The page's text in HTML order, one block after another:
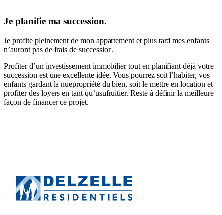
Je planifie ma succession.
Je profite pleinement de mon appartement et plus tard mes enfants
n’auront pas de frais de succession.
Profiter d’un investissement immobilier tout en planifiant déjà votre
succession est une excellente idée. Vous pourrez soit l’habiter, vos
enfants gardant la nuepropriété du bien, soit le mettre en location et
profiter des loyers en tant qu’usufruitier. Reste à définir la meilleure
façon de financer ce projet.